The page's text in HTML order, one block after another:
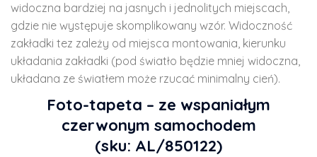
widoczna bardziej na jasnych i jednolitych miejscach,
gdzie nie występuje skomplikowany wzór. Widoczność
zakładki tez zależy od miejsca montowania, kierunku
układania zakładki (pod światło będzie mniej widoczna,
układana ze światłem może rzucać minimalny cień).
Foto-tapeta – ze wspaniałym
czerwonym samochodem
(sku: AL/850122)